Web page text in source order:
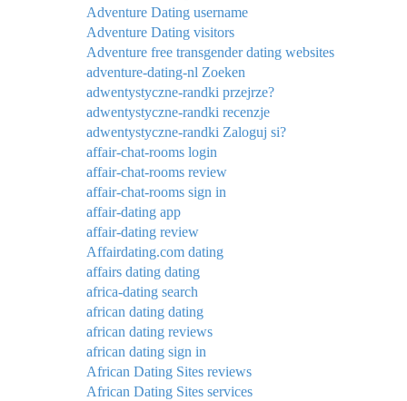
Adventure Dating username
Adventure Dating visitors
Adventure free transgender dating websites
adventure-dating-nl Zoeken
adwentystyczne-randki przejrze?
adwentystyczne-randki recenzje
adwentystyczne-randki Zaloguj si?
affair-chat-rooms login
affair-chat-rooms review
affair-chat-rooms sign in
affair-dating app
affair-dating review
Affairdating.com dating
affairs dating dating
africa-dating search
african dating dating
african dating reviews
african dating sign in
African Dating Sites reviews
African Dating Sites services